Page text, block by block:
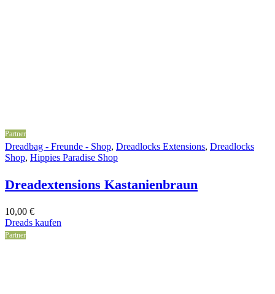
Partner
Dreadbag - Freunde - Shop, Dreadlocks Extensions, Dreadlocks
Shop, Hippies Paradise Shop
Dreadextensions Kastanienbraun
10,00 €
Dreads kaufen
Partner